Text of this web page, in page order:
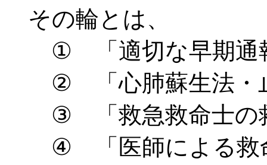
その輪とは、
① 「適切な早期通
② 「心肺蘇生法・止
③ 「救急救命士の
④ 「医師による救